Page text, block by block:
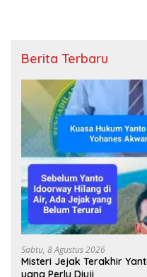
Berita Terbaru
Sabtu, 8 Agustus 2026
Misteri Jejak Terakhir
yang Perlu Diuji